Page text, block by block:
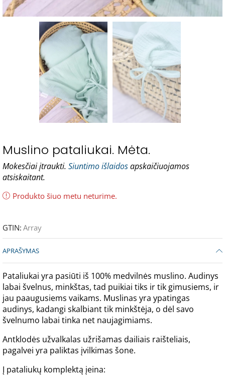
Muslino pataliukai. Mėta.
Mokesčiai įtraukti. Siuntimo išlaidosapskaičiuojamos
atsiskaitant.
Produkto šiuo metu neturime.
GTIN: Array
APRAŠYMAS
Pataliukai yra pasiūti iš 100% medvilnės muslino. Audinys
labai švelnus, minkštas, tad puikiai tiks ir tik gimusiems, ir
jau paaugusiems vaikams. Muslinas yra ypatingas
audinys, kadangi skalbiant tik minkštėja, o dėl savo
švelnumo labai tinka net naujagimiams.
Antklodės užvalkalas užrišamas dailiais raišteliais,
pagalvei yra paliktas įvilkimas šone.
Į pataliukų komplektą įeina: